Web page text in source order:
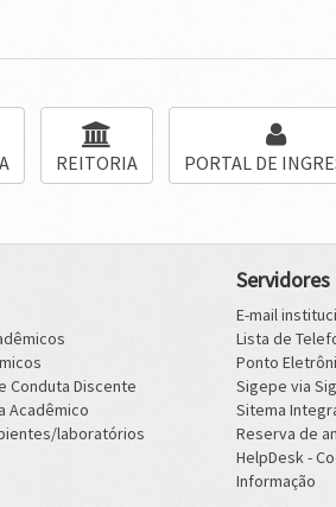
REITORIA PORTAL DE
Conduta Discente
Acadêmico
laboratórios
Servidores
E-mail
Lista de
Ponto
Sigepe via
Sitema
Reserva de
HelpDesk -
Informação